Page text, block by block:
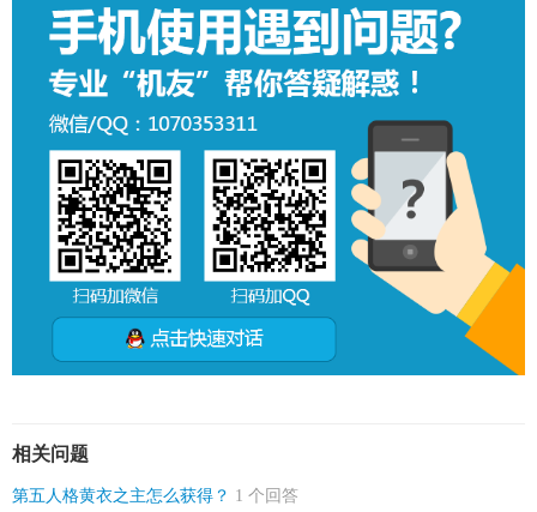
相关问题
第五人格黄衣之主怎么获得？ 1 个回答